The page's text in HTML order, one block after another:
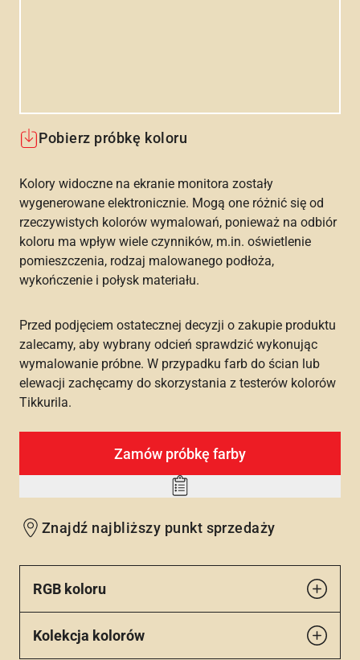
Pobierz próbkę koloru
Kolory widoczne na ekranie monitora zostały
wygenerowane elektronicznie. Mogą one różnić się od
rzeczywistych kolorów wymalowań, ponieważ na odbiór
koloru ma wpływ wiele czynników, m.in. oświetlenie
pomieszczenia, rodzaj malowanego podłoża,
wykończenie i połysk materiału.
Przed podjęciem ostatecznej decyzji o zakupie produktu
zalecamy, aby wybrany odcień sprawdzić wykonując
wymalowanie próbne. W przypadku farb do ścian lub
elewacji zachęcamy do skorzystania z testerów kolorów
Tikkurila.
Zamów próbkę farby
Add
wishlist
Znajdź najbliższy punkt sprzedaży
RGB koloru
Kolekcja kolorów